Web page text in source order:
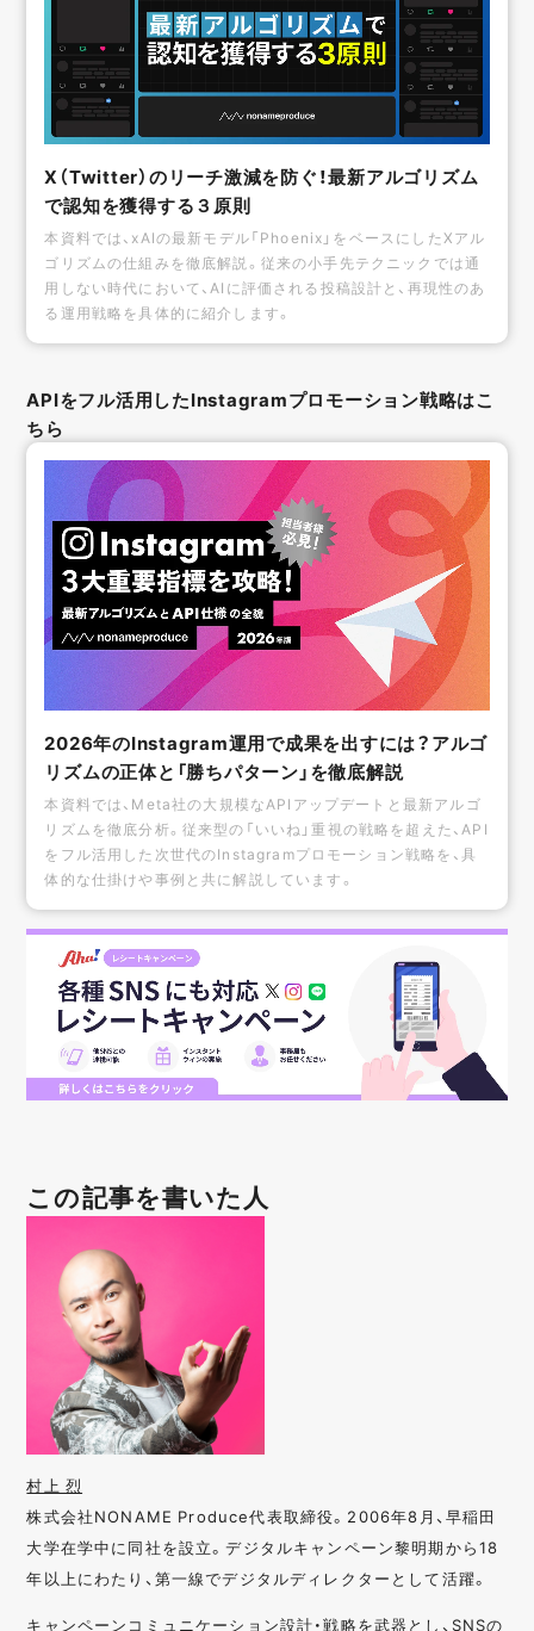
X（Twitter）のリーチ激減を防ぐ！最新アルゴリズム
で認知を獲得する３原則
本資料では、xAIの最新モデル「Phoenix」をベースにしたXアル
ゴリズムの仕組みを徹底解説。従来の小手先テクニックでは通
用しない時代において、AIに評価される投稿設計と、再現性のあ
る運用戦略を具体的に紹介します。
APIをフル活用したInstagramプロモーション戦略はこ
ちら
2026年のInstagram運用で成果を出すには？アルゴ
リズムの正体と「勝ちパターン」を徹底解説
本資料では、Meta社の大規模なAPIアップデートと最新アルゴ
リズムを徹底分析。従来型の「いいね」重視の戦略を超えた、API
をフル活用した次世代のInstagramプロモーション戦略を、具
体的な仕掛けや事例と共に解説しています。
この記事を書いた人
村上 烈
株式会社NONAME Produce代表取締役。2006年8月、早稲田
大学在学中に同社を設立。デジタルキャンペーン黎明期から18
年以上にわたり、第一線でデジタルディレクターとして活躍。
キャンペーンコミュニケーション設計・戦略を武器とし、SNSの